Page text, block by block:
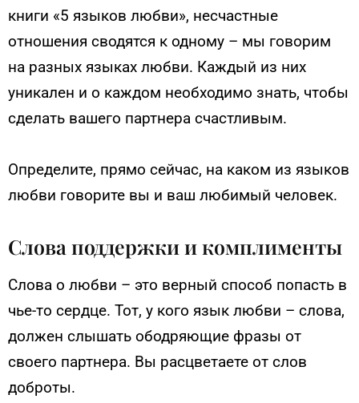
книги «5 языков любви», несчастные
отношения сводятся к одному – мы говорим
на разных языках любви. Каждый из них
уникален и о каждом необходимо знать, чтобы
сделать вашего партнера счастливым.
Определите, прямо сейчас, на каком из языков
любви говорите вы и ваш любимый человек.
Слова поддержки и комплименты
Слова о любви – это верный способ попасть в
чье-то сердце. Тот, у кого язык любви – слова,
должен слышать ободряющие фразы от
своего партнера. Вы расцветаете от слов
доброты.